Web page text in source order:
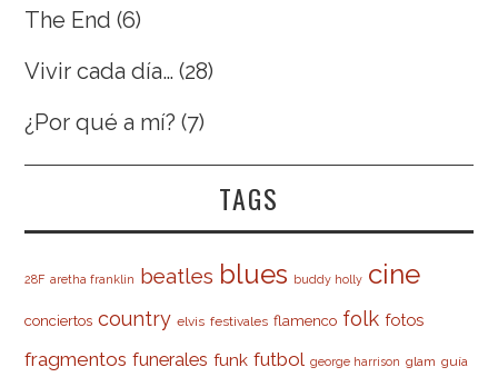
The End (6)
Vivir cada día… (28)
¿Por qué a mí? (7)
TAGS
28F aretha franklin beatles blues buddy holly cine
conciertos country elvis festivales flamenco folk fotos
fragmentos funerales funk futbol george harrison glam guía